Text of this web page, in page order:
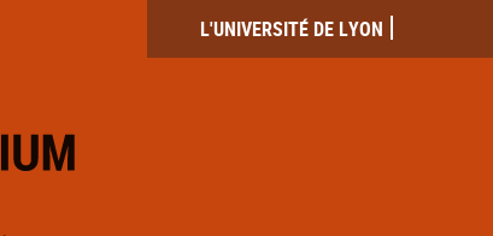
L'UNIVERSITÉ DE LYON